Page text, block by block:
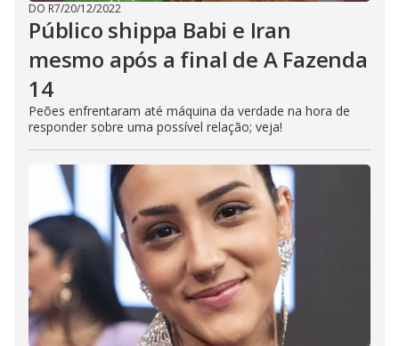
DO R7/20/12/2022
Público shippa Babi e Iran
mesmo após a final de A Fazenda
14
Peões enfrentaram até máquina da verdade na hora de
responder sobre uma possível relação; veja!